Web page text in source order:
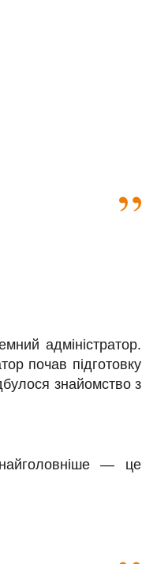
адміністратор.
почав підготовку
знайомство з
— це